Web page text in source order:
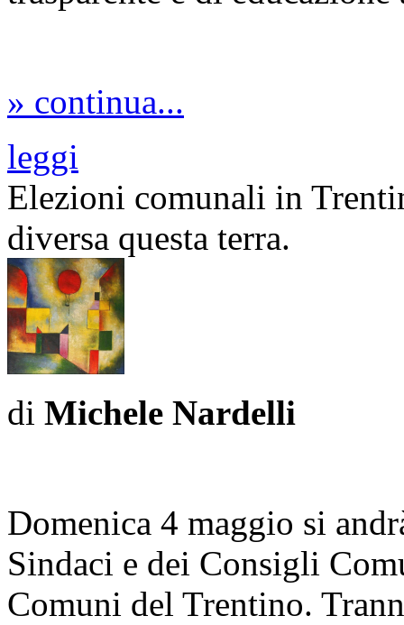
» continua...
leggi
Elezioni comunali in
diversa questa terra.
di Michele Nardelli
Domenica 4 maggio si
Sindaci e dei Consigli
Comuni del Trentino.